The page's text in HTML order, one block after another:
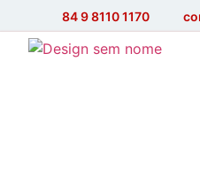
84 9 8110 1170